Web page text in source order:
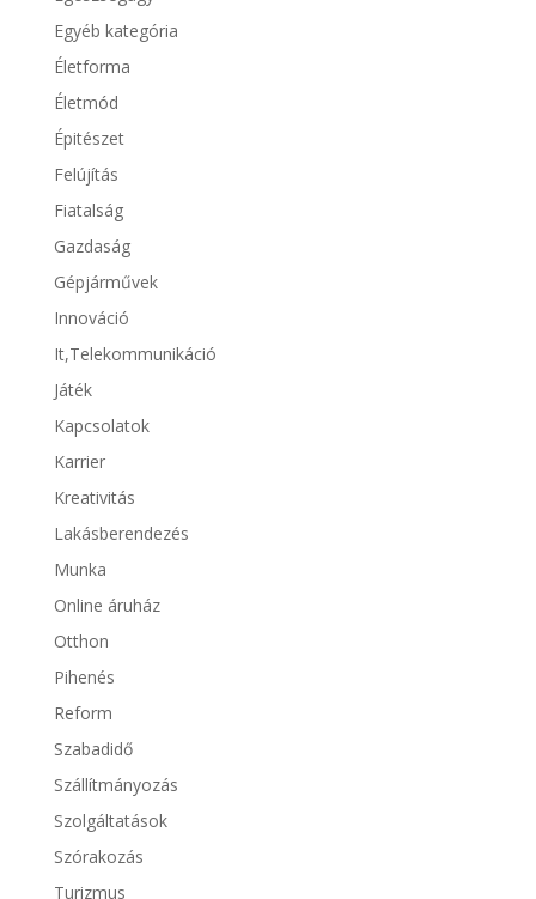
Egyéb kategória
Életforma
Életmód
Épitészet
Felújítás
Fiatalság
Gazdaság
Gépjárművek
Innováció
It,Telekommunikáció
Játék
Kapcsolatok
Karrier
Kreativitás
Lakásberendezés
Munka
Online áruház
Otthon
Pihenés
Reform
Szabadidő
Szállítmányozás
Szolgáltatások
Szórakozás
Turizmus